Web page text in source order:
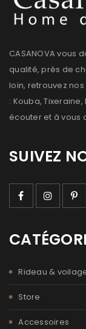
CASANOVA vous
qualité, près de
loin, retrouvez
: Kouba,
écouter et à vous
SUIVEZ
Rideau &
Store
Accessoires